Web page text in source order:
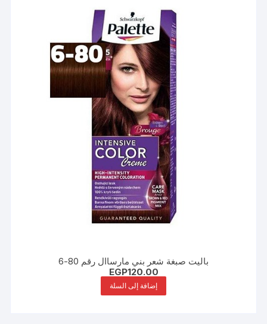
باليت صبغة شعر بني مارساال رقم 80-6
EGP120.00
إضافة إلى السلة